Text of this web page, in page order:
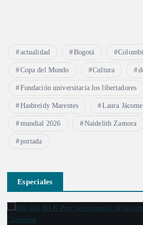
s
actualidad Bogotá
Copa del Mundo Cultura
Fundación universitaria los libertadores
Hasbreidy Marentes Laura Jácome
mundial 2026 Naidelith Zamora
portada
Especiales